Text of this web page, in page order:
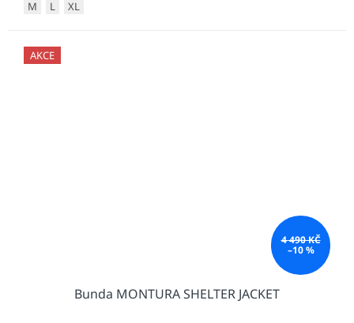
M L XL
AKCE
4 490 KČ
–10 %
Bunda MONTURA SHELTER JACKET